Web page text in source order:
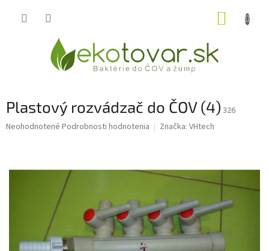
Plastový rozvádzač do ČOV (4) 326
Priemerné
0,0
Neohodnotené Podrobnosti hodnotenia Značka: VHtech